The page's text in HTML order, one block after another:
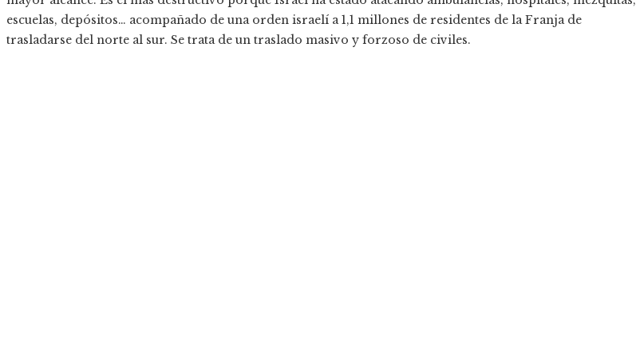
escuelas, depósitos… acompañado de una orden israelí a 1,1 millones de residentes de la Franja de
trasladarse del norte al sur. Se trata de un traslado masivo y forzoso de civiles.